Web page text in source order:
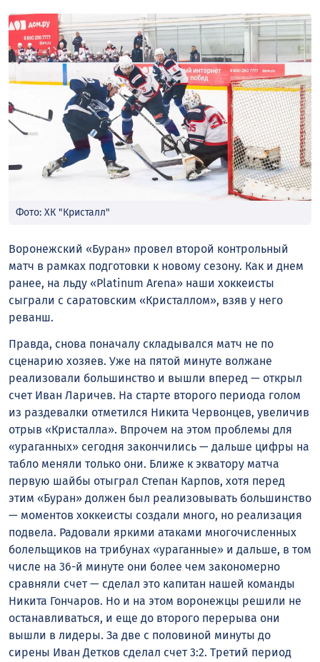
Фото: ХК "Кристалл"
Воронежский «Буран» провел второй контрольный
матч в рамках подготовки к новому сезону. Как и днем
ранее, на льду «Platinum Arena» наши хоккеисты
сыграли с саратовским «Кристаллом», взяв у него
реванш.
Правда, снова поначалу складывался матч не по
сценарию хозяев. Уже на пятой минуте волжане
реализовали большинство и вышли вперед — открыл
счет Иван Ларичев. На старте второго периода голом
из раздевалки отметился Никита Червонцев, увеличив
отрыв «Кристалла». Впрочем на этом проблемы для
«ураганных» сегодня закончились — дальше цифры на
табло меняли только они. Ближе к экватору матча
первую шайбы отыграл Степан Карпов, хотя перед
этим «Буран» должен был реализовывать большинство
— моментов хоккеисты создали много, но реализация
подвела. Радовали яркими атаками многочисленных
болельщиков на трибунах «ураганные» и дальше, в том
числе на 36-й минуте они более чем закономерно
сравняли счет — сделал это капитан нашей команды
Никита Гончаров. Но и на этом воронежцы решили не
останавливаться, и еще до второго перерыва они
вышли в лидеры. За две с половиной минуты до
сирены Иван Детков сделал счет 3:2. Третий период